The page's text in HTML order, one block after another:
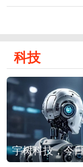
科技
宇树科技，今